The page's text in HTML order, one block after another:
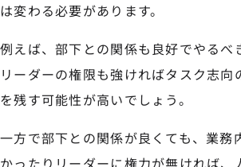
は変わる必要があります。
例えば、部下との関係も良好でやるべ
リーダーの権限も強ければタスク志向
を残す可能性が高いでしょう。
一方で部下との関係が良くても、業務
かったりリーダーに権力が無ければ、